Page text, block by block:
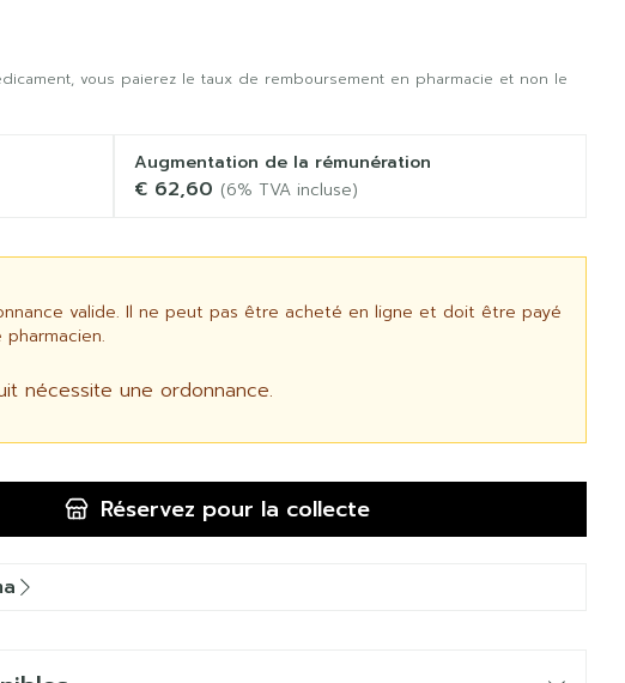
vous paierez le taux de remboursement en pharmacie et non le
Augmentation de la rémunération
€ 62,60 (6% TVA incluse)
valide. Il ne peut pas être acheté en ligne et doit être payé
nécessite une ordonnance.
Réservez pour la collecte